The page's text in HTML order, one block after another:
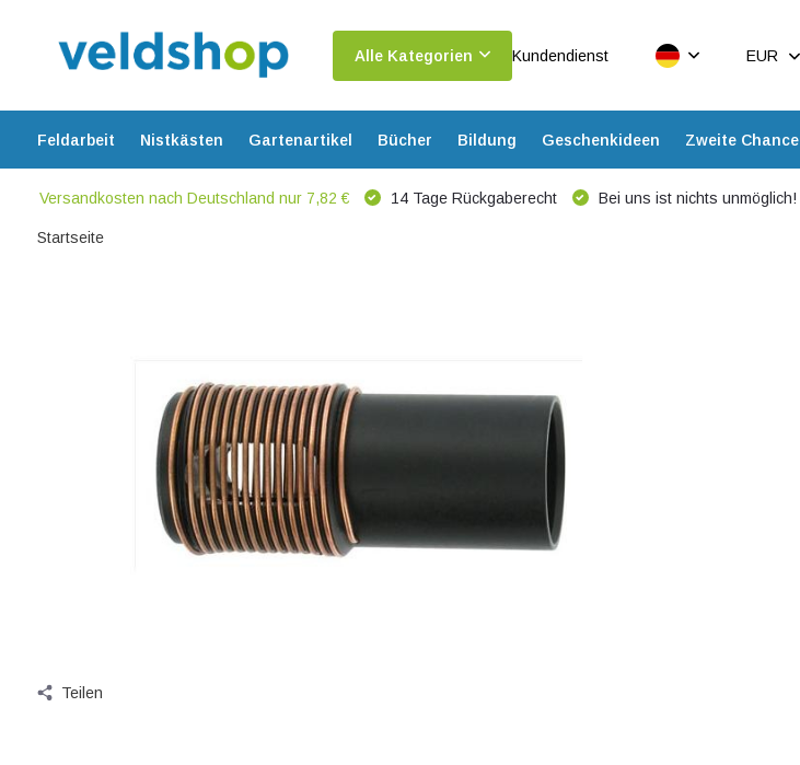
Alle Kategorien Kundendienst EUR
Feldarbeit Nistkästen Gartenartikel Bücher Bildung Geschenkideen Zweite Chance
Versandkosten nach Deutschland nur 7,82 € 14 Tage Rückgaberecht Bei uns ist nichts unmöglich!
Startseite
Teilen